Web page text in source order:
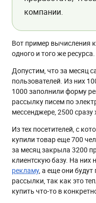
компании.
Вот пример вычисления
одного и того же ресурса.
Допустим, что за месяц
пользователей. Из них
1000 заполнили форму
рассылку писем по
мессенджере, 2500
Из тех посетителей, с
купили товар еще 700
за месяц закрыла 3200
клиентскую базу. На них
рекламу, а еще они
рассылки, так как это
купить что-то в